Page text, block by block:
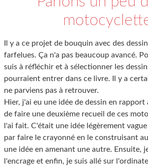
Il y a ce projet de bouquin avec des
farfelues. Ça n'a pas beaucoup avancé.
suis à réfléchir et à sélectionner les
pourraient entrer dans ce livre. Il y a
ne parviens pas à retrouver.
Hier, j'ai eu une idée de dessin en
de faire une deuxième recueil de ces
l'ai fait. C'était une idée légèrement
par faire le crayonné en le construisant
une idée en amenant une autre. Ensuite,
l'encrage et enfin, je suis allé sur